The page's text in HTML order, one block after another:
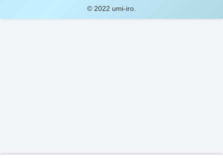
© 2022 umi-iro.